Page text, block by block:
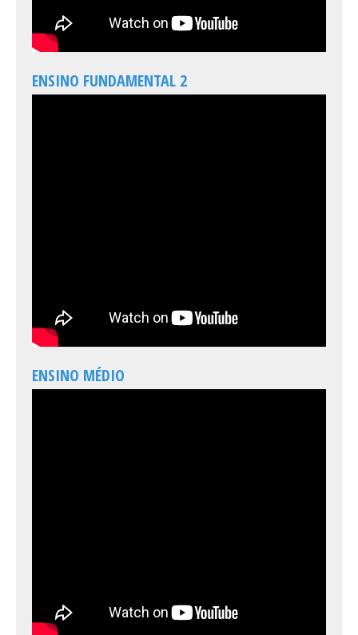
ENSINO FUNDAMENTAL 2
ENSINO MÉDIO